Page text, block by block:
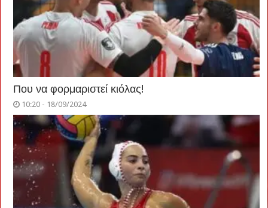
Που να φορμαριστεί κιόλας!
10:20 - 18/09/2024